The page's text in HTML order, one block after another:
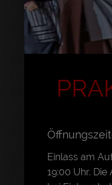
Einlass am
19:00 Uhr.